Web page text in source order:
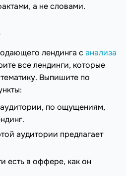
а не словами.
лендинга с анализа
все лендинги, которые
Выпишите по
по ощущениям,
аудитории предлагает
есть в оффере, как он